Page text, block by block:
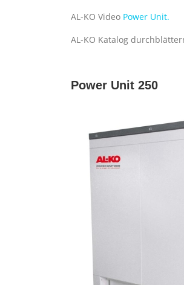
AL-KO Video Power Unit.
AL-KO Katalog
Power Unit 250